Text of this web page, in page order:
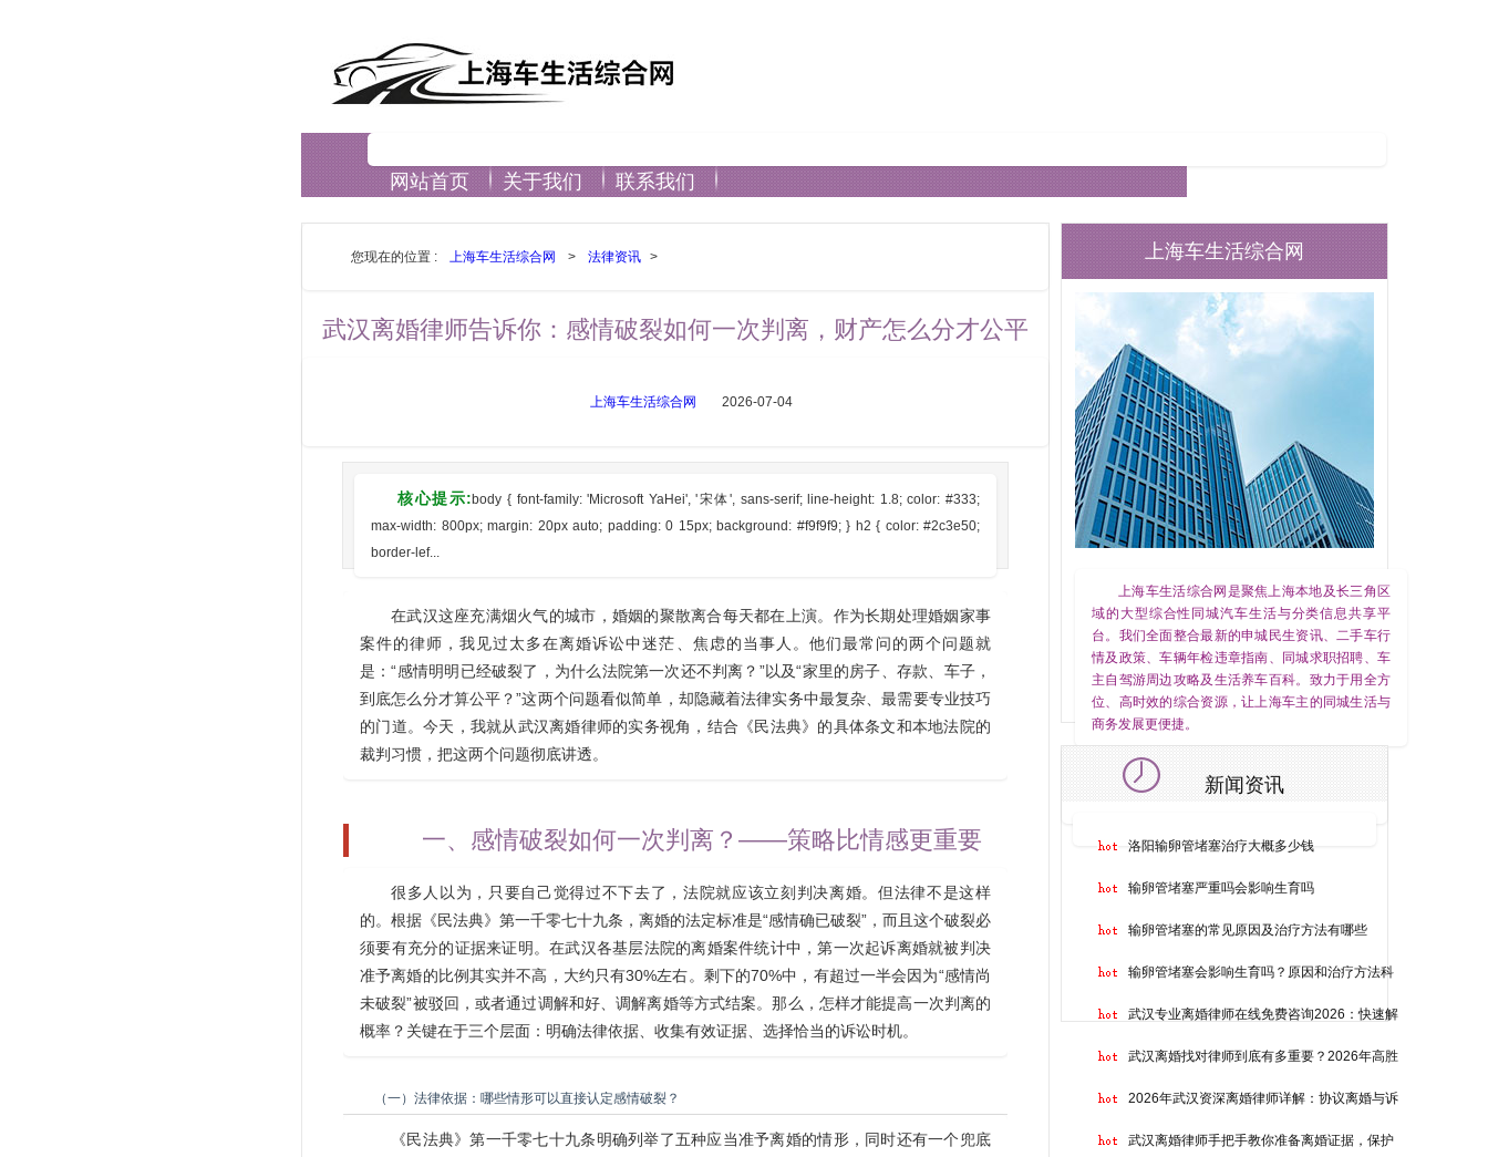
网站首页 关于我们 联系我们
您现在的位置 : 上海车生活综合网 > 法律资讯 >
武汉离婚律师告诉你：感情破裂如何一次判离，财产怎么分才公平
上海车生活综合网 2026-07-04
核心提示:body { font-family: 'Microsoft YaHei', '宋体', sans-serif; line-height: 1.8; color: #333;
max-width: 800px; margin: 20px auto; padding: 0 15px; background: #f9f9f9; } h2 { color: #2c3e50;
border-lef...
在武汉这座充满烟火气的城市，婚姻的聚散离合每天都在上演。作为长期处理婚姻家事
案件的律师，我见过太多在离婚诉讼中迷茫、焦虑的当事人。他们最常问的两个问题就
是：“感情明明已经破裂了，为什么法院第一次还不判离？”以及“家里的房子、存款、车子，
到底怎么分才算公平？”这两个问题看似简单，却隐藏着法律实务中最复杂、最需要专业技巧
的门道。今天，我就从武汉离婚律师的实务视角，结合《民法典》的具体条文和本地法院的
裁判习惯，把这两个问题彻底讲透。
一、感情破裂如何一次判离？——策略比情感更重要
很多人以为，只要自己觉得过不下去了，法院就应该立刻判决离婚。但法律不是这样
的。根据《民法典》第一千零七十九条，离婚的法定标准是“感情确已破裂”，而且这个破裂必
须要有充分的证据来证明。在武汉各基层法院的离婚案件统计中，第一次起诉离婚就被判决
准予离婚的比例其实并不高，大约只有30%左右。剩下的70%中，有超过一半会因为“感情尚
未破裂”被驳回，或者通过调解和好、调解离婚等方式结案。那么，怎样才能提高一次判离的
概率？关键在于三个层面：明确法律依据、收集有效证据、选择恰当的诉讼时机。
（一）法律依据：哪些情形可以直接认定感情破裂？
《民法典》第一千零七十九条明确列举了五种应当准予离婚的情形，同时还有一个兜底
上海车生活综合网
上海车生活综合网是聚焦上海本地及长三角区
域的大型综合性同城汽车生活与分类信息共享平
台。我们全面整合最新的申城民生资讯、二手车行
情及政策、车辆年检违章指南、同城求职招聘、车
主自驾游周边攻略及生活养车百科。致力于用全方
位、高时效的综合资源，让上海车主的同城生活与
商务发展更便捷。
新闻资讯
洛阳输卵管堵塞治疗大概多少钱
输卵管堵塞严重吗会影响生育吗
输卵管堵塞的常见原因及治疗方法有哪些
输卵管堵塞会影响生育吗？原因和治疗方法科
武汉专业离婚律师在线免费咨询2026：快速解
武汉离婚找对律师到底有多重要？2026年高胜
2026年武汉资深离婚律师详解：协议离婚与诉
武汉离婚律师手把手教你准备离婚证据，保护